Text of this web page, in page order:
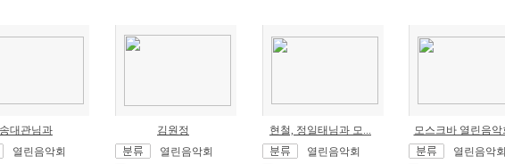
송대관님과
열린음악회
김원정
열린음악회
현철, 정일태님과 모...
열린음악회
모스크바 열린음악
열린음악회